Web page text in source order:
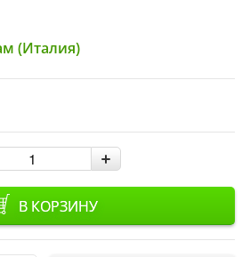
(Италия)
В КОРЗИНУ